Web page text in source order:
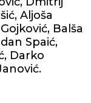
Aljoša
Balša
Spaić,
Darko